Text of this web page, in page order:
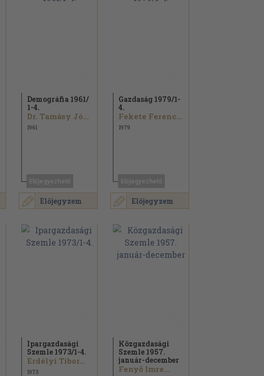
Előjegyzem
Demográfia 1961/
1-4.
Dr. Tamásy József...
1961
Előjegyzem
Gazdaság 1979/1-
4.
Fekete Ferenc...
1979
Ipargazdasági
Szemle 1973/1-4.
Erdélyi Tibor...
1973
Közgazdasági
Szemle 1957.
január-december
Fenyő Imre...